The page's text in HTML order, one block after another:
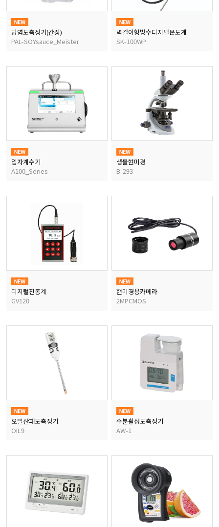
당염도측정기(간장)
PAL-SOYsauce_Meister
벽걸이형방수디지털온도계
SK-100WP
입자계수기
A100_Series
생물현미경
B-293
디지털진동계
GV120
현미경용카메라
2MPCMOS
오일산패도측정기
OIL9
수분활성도측정기
AW-1